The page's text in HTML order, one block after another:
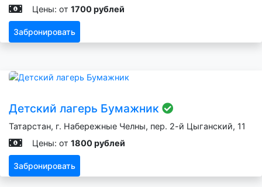
Цены: от 1700 рублей
Забронировать
Детский лагерь Бумажник
Татарстан, г. Набережные Челны, пер. 2-й Цыганский, 11
Цены: от 1800 рублей
Забронировать